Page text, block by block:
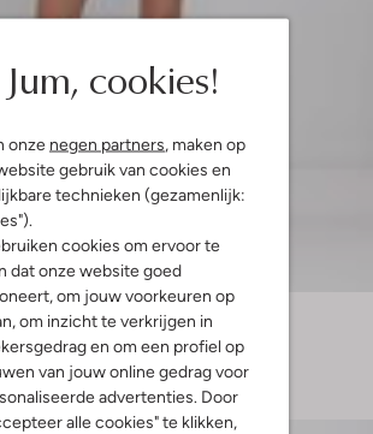
Jum, cookies!
onze negen partners, maken op
gebruik van cookies en
technieken (gezamenlijk:
cookies om ervoor te
dat onze website goed
om jouw voorkeuren op
om inzicht te verkrijgen in
en om een profiel op
van jouw online gedrag voor
advertenties. Door
alle cookies" te klikken,